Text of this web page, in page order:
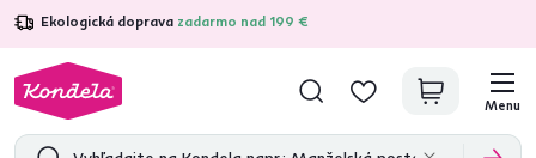
Ekologická doprava zadarmo nad 199 €
4,7 31 211overených produktových recenzií
Menu